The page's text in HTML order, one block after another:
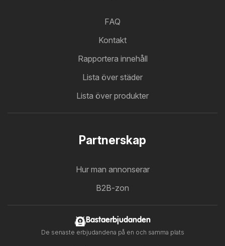
FAQ
Kontakt
Rapportera innehåll
Lista över städer
Lista över produkter
Partnerskap
Hur man annonserar
B2B-zon
Bastaerbjudanden
De senaste erbjudandena på en och samma plats